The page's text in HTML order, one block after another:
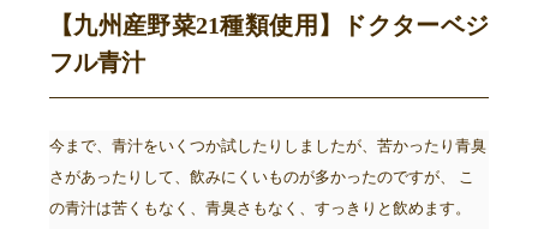
【九州産野菜21種類使用】ドクターベジ
フル青汁
今まで、青汁をいくつか試したりしましたが、苦かったり青臭
さがあったりして、飲みにくいものが多かったのですが、 こ
の青汁は苦くもなく、青臭さもなく、すっきりと飲めます。